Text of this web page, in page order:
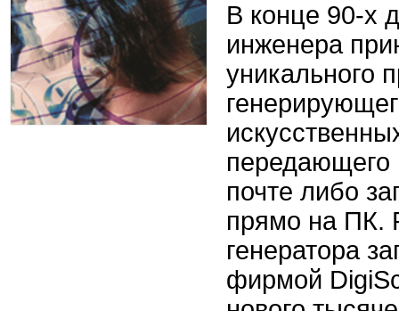
В конце 90-х
инженера
уникального
передающего
почте либо
прямо на ПК.
генератора
фирмой